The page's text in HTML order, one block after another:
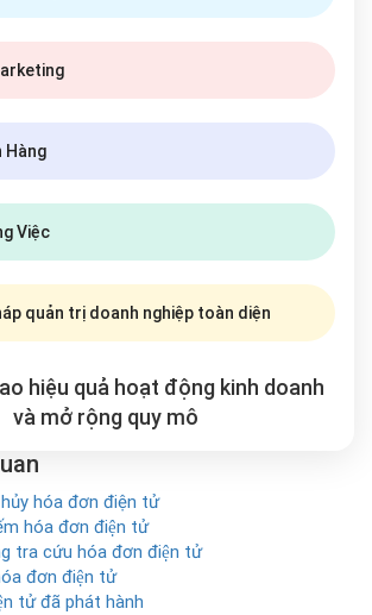
Hàng
Việc
quản trị doanh nghiệp toàn diện
hiệu quả hoạt động kinh doanh
và mở rộng quy mô
hóa đơn điện tử
hóa đơn điện tử
tra cứu hóa đơn điện tử
đơn điện tử
tử đã phát hành